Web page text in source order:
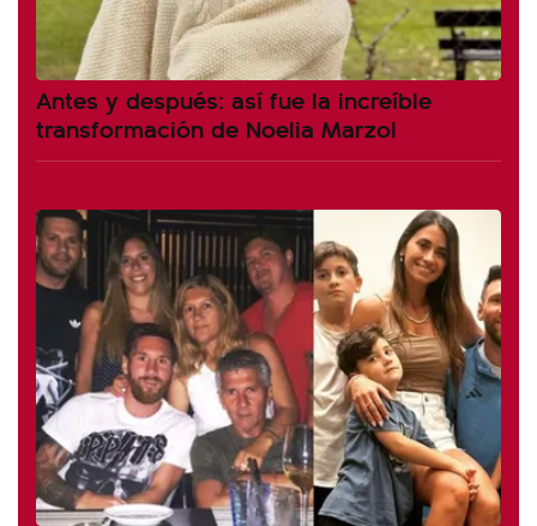
Antes y después: así fue la increíble
transformación de Noelia Marzol